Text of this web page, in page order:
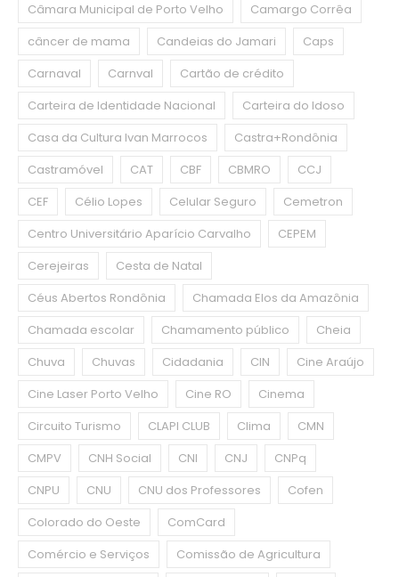
Câmara Municipal de Porto Velho
Camargo Corrêa
câncer de mama
Candeias do Jamari
Caps
Carnaval
Carnval
Cartão de crédito
Carteira de Identidade Nacional
Carteira do Idoso
Casa da Cultura Ivan Marrocos
Castra+Rondônia
Castramóvel
CAT CBF CBMRO
CCJ
CEF
Célio Lopes Celular Seguro
Cemetron
Centro Universitário Aparício Carvalho
CEPEM
Cerejeiras
Cesta de Natal
Céus Abertos Rondônia
Chamada Elos da Amazônia
Chamada escolar
Chamamento público
Cheia
Chuva
Chuvas Cidadania CIN
Cine Araújo
Cine Laser Porto Velho
Cine RO
Cinema
Circuito Turismo
CLAPI CLUB Clima
CMN
CMPV
CNH Social CNI CNJ
CNPq
CNPU
CNU CNU dos Professores
Cofen
Colorado do Oeste
ComCard
Comércio e Serviços
Comissão de Agricultura